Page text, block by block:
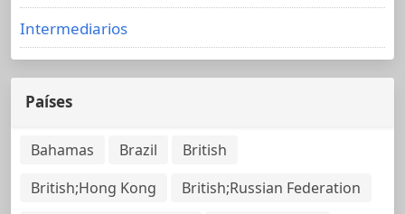
Intermediarios
Países
Bahamas Brazil
British
British;Hong Kong
British;Russian Federation